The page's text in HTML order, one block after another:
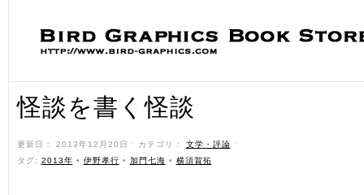
怪談を書く怪談
更新日： 2013年12月20日 ˑ カテゴリ： 文学・評論 ˑ
タグ: 2013年 • 伊野孝行 • 加門七海 • 横須賀拓